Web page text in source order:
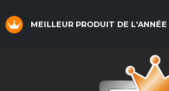
MEILLEUR PRODUIT DE L'ANNÉE